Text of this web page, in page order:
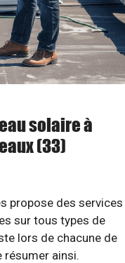
solaire à
(33)
propose des services
sur tous types de
lors de chacune de
résumer ainsi.